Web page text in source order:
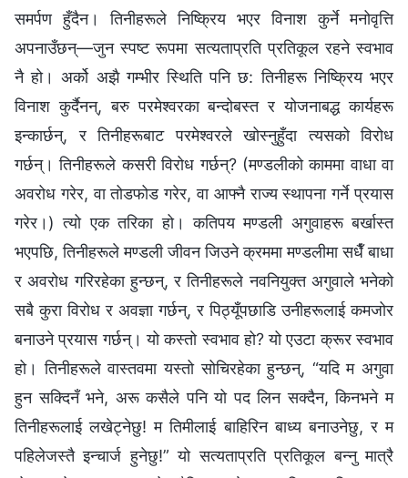
समर्पण हुँदैन। तिनीहरूले निष्क्रिय भएर विनाश कुर्ने मनोवृत्ति
अपनाउँछन्—जुन स्पष्ट रूपमा सत्यताप्रति प्रतिकूल रहने स्वभाव
नै हो। अर्को अझै गम्‍भीर स्थिति पनि छ: तिनीहरू निष्क्रिय भएर
विनाश कुर्दैनन्, बरु परमेश्‍वरका बन्दोबस्त र योजनाबद्ध कार्यहरू
इन्कार्छन्, र तिनीहरूबाट परमेश्‍वरले खोस्‍नुहुँदा त्यसको विरोध
गर्छन्। तिनीहरूले कसरी विरोध गर्छन्? (मण्डलीको काममा वाधा वा
अवरोध गरेर, वा तोडफोड गरेर, वा आफ्‍नै राज्य स्थापना गर्ने प्रयास
गरेर।) त्यो एक तरिका हो। कतिपय मण्डली अगुवाहरू बर्खास्त
भएपछि, तिनीहरूले मण्डली जीवन जिउने क्रममा मण्डलीमा सधैँ बाधा
र अवरोध गरिरहेका हुन्छन्, र तिनीहरूले नवनियुक्त अगुवाले भनेको
सबै कुरा विरोध र अवज्ञा गर्छन्, र पिठ्यूँपछाडि उनीहरूलाई कमजोर
बनाउने प्रयास गर्छन्। यो कस्तो स्वभाव हो? यो एउटा क्रूर स्वभाव
हो। तिनीहरूले वास्तवमा यस्तो सोचिरहेका हुन्छन्, “यदि म अगुवा
हुन सक्दिनँ भने, अरू कसैले पनि यो पद लिन सक्दैन, किनभने म
तिनीहरूलाई लखेट्नेछु! म तिमीलाई बाहिरिन बाध्य बनाउनेछु, र म
पहिलेजस्तै इन्‍चार्ज हुनेछु!” यो सत्यताप्रति प्रतिकूल बन्‍नु मात्रै